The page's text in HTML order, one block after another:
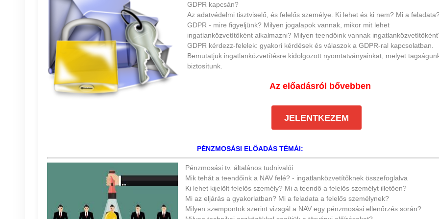
GDPR kapcsán?
Az adatvédelmi tisztviselő, és felelős személye. Ki lehet és ki nem? Mi a
GDPR - mire figyeljünk? Milyen jogalapok vannak, mikor mit lehet
ingatlanközvetítőként alkalmazni? Milyen teendőink vannak
GDPR kérdezz-felelek: gyakori kérdések és válaszok a GDPR-ral kapcsolatban.
Bemutatjuk ingatlanközvetítésre kidolgozott nyomtatványainkat, melyet
biztosítunk.
Az előadásról bővebben
JELENTKEZEM
PÉNZMOSÁSI ELŐADÁS TÉMÁI:
Pénzmosási tv. általános tudnivalói
Mik tehát a teendőink a NAV felé? - ingatlanközvetítőknek összefoglalva
Ki lehet kijelölt felelős személy? Mi a teendő a felelős személyt illetően?
Mi az eljárás a gyakorlatban? Mi a feladata a felelős személynek?
Milyen szempontok szerint vizsgál a NAV egy pénzmosási ellenőrzés során?